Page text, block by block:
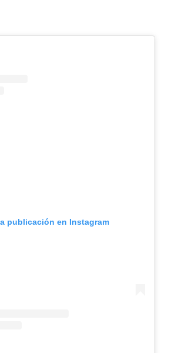
publicación en Instagram